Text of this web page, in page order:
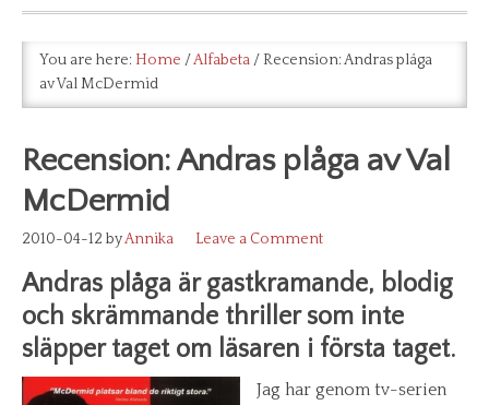
You are here: Home /Alfabeta / Recension: Andras plåga
av Val McDermid
Recension: Andras plåga av Val
McDermid
2010-04-12 byAnnika Leave a Comment
Andras plåga är gastkramande, blodig
och skrämmande thriller som inte
släpper taget om läsaren i första taget.
Jag har genom tv-serien